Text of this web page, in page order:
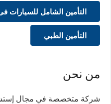
التأمين الشامل للسيارات
التأمين الطبي
من نحن
شركة متخصصة في مجال